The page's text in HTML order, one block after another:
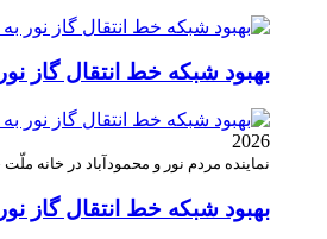
بهبود شبکه خط انتقال گاز
2026
نماینده مردم نور و محمودآباد در خانه ملّت
بهبود شبکه خط انتقال گاز